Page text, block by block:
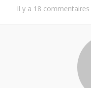
Il y a 18 commentaires